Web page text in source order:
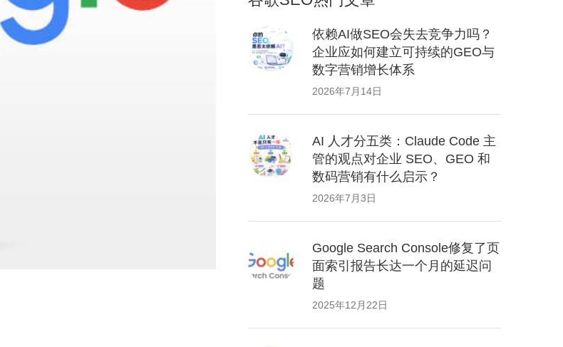
依赖AI做SEO会失去竞争力吗？
企业应如何建立可持续的GEO与
数字营销增长体系
2026年7月14日
AI 人才分五类：Claude Code 主
管的观点对企业 SEO、GEO 和
数码营销有什么启示？
2026年7月3日
Google Search Console修复了页
面索引报告长达一个月的延迟问
题
2025年12月22日